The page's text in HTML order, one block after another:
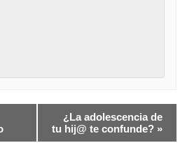
¿La adolescencia de
tu hij@ te confunde? »